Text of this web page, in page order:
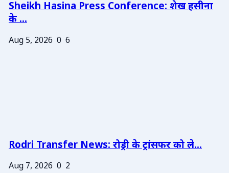
Sheikh Hasina Press Conference: शेख हसीना
के ...
Aug 5, 2026 0 6
Rodri Transfer News: रोड्री के ट्रांसफर को ले...
Aug 7, 2026 0 2